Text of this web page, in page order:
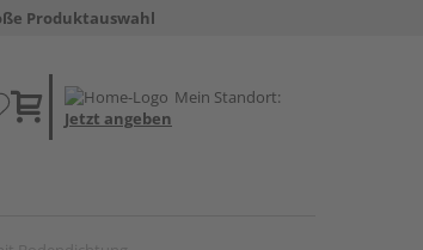
Produktauswahl
Mein Standort:
Jetzt angeben